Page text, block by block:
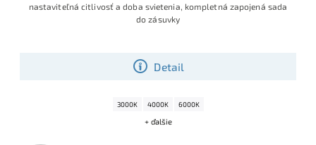
Detail
nastaviteľná citlivosť a doba svietenia, kompletná zapojená sada
do zásuvky
3000K 4000K 6000K
+ ďalšie